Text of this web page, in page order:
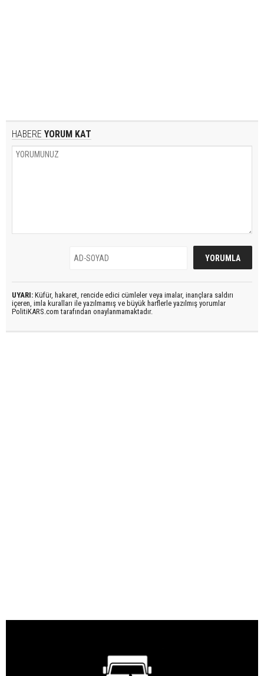
HABERE YORUM KAT
UYARI: Küfür, hakaret, rencide edici cümleler veya imalar, inançlara saldırı
içeren, imla kuralları ile yazılmamış ve büyük harflerle yazılmış yorumlar
PolitiKARS.com tarafından onaylanmamaktadır.